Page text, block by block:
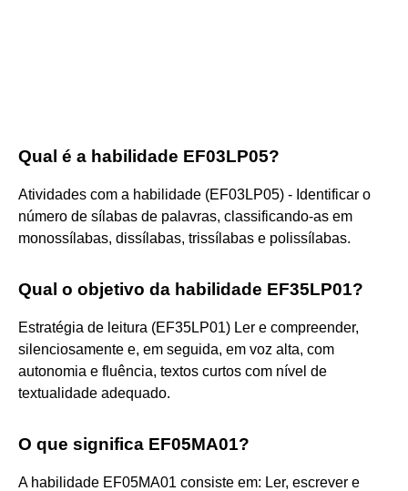
Qual é a habilidade EF03LP05?
Atividades com a habilidade (EF03LP05) - Identificar o
número de sílabas de palavras, classificando-as em
monossílabas, dissílabas, trissílabas e polissílabas.
Qual o objetivo da habilidade EF35LP01?
Estratégia de leitura (EF35LP01) Ler e compreender,
silenciosamente e, em seguida, em voz alta, com
autonomia e fluência, textos curtos com nível de
textualidade adequado.
O que significa EF05MA01?
A habilidade EF05MA01 consiste em: Ler, escrever e